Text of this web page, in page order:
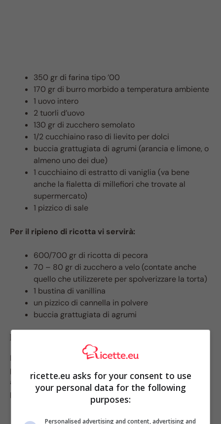
350 gr di farina tipo ’00
170 gr di burro morbido a temperatura ambiente
1 uovo intero
2 tuorli d’uovo
130 gr di zucchero semolato
1/2 cucchiaino raso di lievito per dolci
buccia grattugiata di agrumi (arancia e limone, o
almeno uno dei due)
1 cucchiaino di estratto di vaniglia (va bene
anche la fialetta di millefiori che trovate al
supermercato)
1 pizzico di sale
Per il ripieno di ricotta vi servirà:
600/700 gr di ricotta di pecora
70 – 80 gr di zucchero a velo (contate anche
quello che utilizzerete per spolverizzare la torta)
1 bustina di vanillina
un pizzico di cannella in polvere
buccia grattugiata di agrumi
PROCEDIMENTO:
Per prima cosa, bisogna preparare la pasta frolla. E’ un
procedimento di cui saprete già e, comunque sia,
alleghiamo all’articolo questo video in modo che
potrete seguirla passo passo senza sbagliare alcunché:
ricette.eu asks for your consent to use
your personal data for the following
purposes:
Personalised advertising and content, advertising and